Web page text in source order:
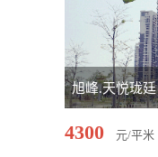
旭峰.天悦珑廷
4300 元/平米